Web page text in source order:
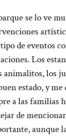
se lo ve
de eventos
Los
animalitos, los
estado, y me
a las familias
de
aunque